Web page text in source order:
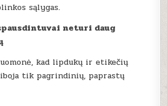
sąlygas.
neturi daug
kad lipdukų ir etikečių
tik pagrindinių, paprastų